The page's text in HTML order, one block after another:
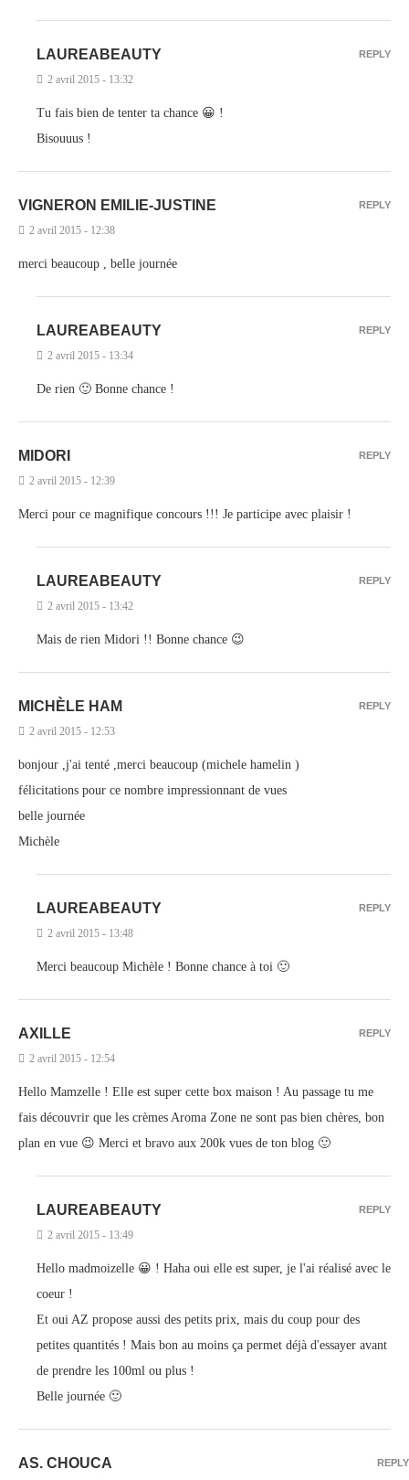
LAUREABEAUTY
2 avril 2015 - 13:32
Tu fais bien de tenter ta chance 😀 !
Bisouuus !
REPLY
VIGNERON EMILIE-JUSTINE
2 avril 2015 - 12:38
merci beaucoup , belle journée
REPLY
LAUREABEAUTY
2 avril 2015 - 13:34
De rien 🙂 Bonne chance !
REPLY
MIDORI
2 avril 2015 - 12:39
Merci pour ce magnifique concours !!! Je participe avec plaisir !
REPLY
LAUREABEAUTY
2 avril 2015 - 13:42
Mais de rien Midori !! Bonne chance 😉
REPLY
MICHÈLE HAM
2 avril 2015 - 12:53
bonjour ,j'ai tenté ,merci beaucoup (michele hamelin )
félicitations pour ce nombre impressionnant de vues
belle journée
Michèle
REPLY
LAUREABEAUTY
2 avril 2015 - 13:48
Merci beaucoup Michèle ! Bonne chance à toi 🙂
REPLY
AXILLE
2 avril 2015 - 12:54
Hello Mamzelle ! Elle est super cette box maison ! Au passage tu me
fais découvrir que les crèmes Aroma Zone ne sont pas bien chères, bon
plan en vue 😉 Merci et bravo aux 200k vues de ton blog 🙂
REPLY
LAUREABEAUTY
2 avril 2015 - 13:49
Hello madmoizelle 😀 ! Haha oui elle est super, je l'ai réalisé avec le
coeur !
Et oui AZ propose aussi des petits prix, mais du coup pour des
petites quantités ! Mais bon au moins ça permet déjà d'essayer avant
de prendre les 100ml ou plus !
Belle journée 🙂
REPLY
AS. CHOUCA REPLY